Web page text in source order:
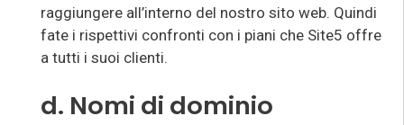
raggiungere all’interno del nostro sito web. Quindi
fate i rispettivi confronti con i piani che Site5 offre
a tutti i suoi clienti.
d. Nomi di dominio